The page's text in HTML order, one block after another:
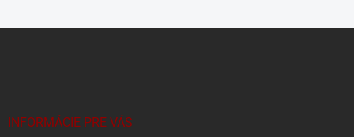
INFORMÁCIE PRE VÁS